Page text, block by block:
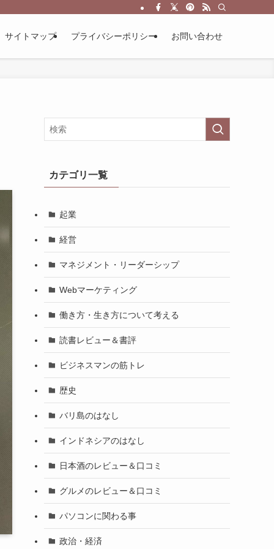
サイトマップ プライバシーポリシー お問い合わせ
カテゴリ一覧
起業
経営
マネジメント・リーダーシップ
Webマーケティング
働き方・生き方について考える
読書レビュー＆書評
ビジネスマンの筋トレ
歴史
バリ島のはなし
インドネシアのはなし
日本酒のレビュー＆口コミ
グルメのレビュー＆口コミ
パソコンに関わる事
政治・経済